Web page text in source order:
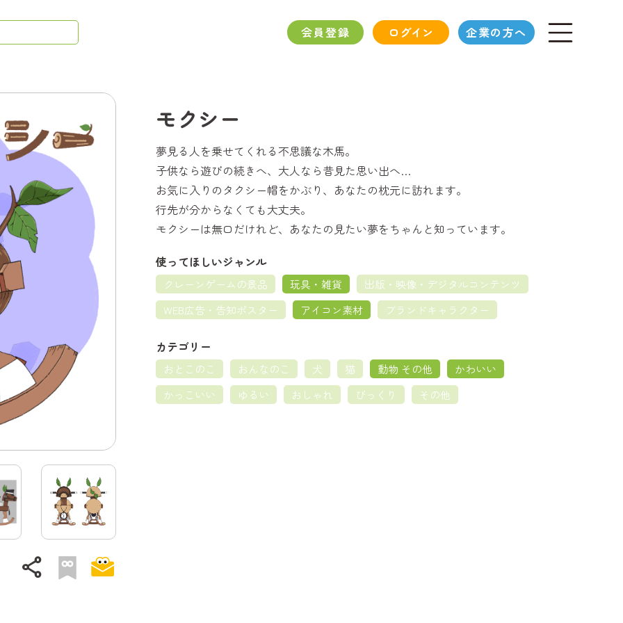
会員登録 ログイン 企業の方へ
share
モクシー
夢見る人を乗せてくれる不思議な木馬。
子供なら遊びの続きへ、大人なら昔見た思い出へ…
お気に入りのタクシー帽をかぶり、あなたの枕元に訪れます。
行先が分からなくても大丈夫。
モクシーは無口だけれど、あなたの見たい夢をちゃんと知っています。
使ってほしいジャンル
クレーンゲームの景品 玩具・雑貨
出版・映像・デジタルコンテンツ
WEB広告・告知ポスター
アイコン素材 ブランドキャラクター
カテゴリー
おとこのこ おんなのこ 犬 猫 動物 その他
かわいい
かっこいい
ゆるい おしゃれ びっくり その他